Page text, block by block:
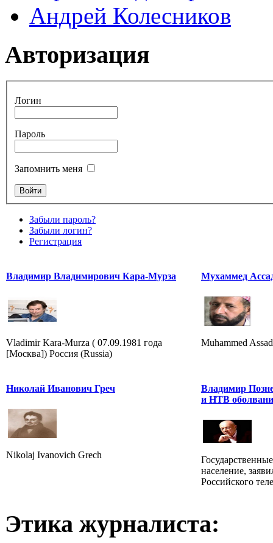
Андрей Колесников
Авторизация
Логин
Пароль
Запомнить меня
Забыли пароль?
Забыли логин?
Регистрация
Владимир Владимирович Кара-Мурза
Vladimir Kara-Murza ( 07.09.1981 года
[Москва]) Россия (Russia)
Мухаммед
Muhammed
Николай Иванович Греч
Nikolaj Ivanovich Grech
Владимир
и НТВ
население,
Российского
Этика журналиста: